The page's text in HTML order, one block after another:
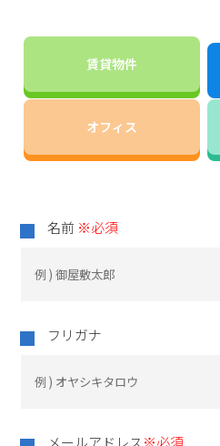
賃貸物件
オフィス
名前 ※必須
フリガナ
メールアドレス ※必須